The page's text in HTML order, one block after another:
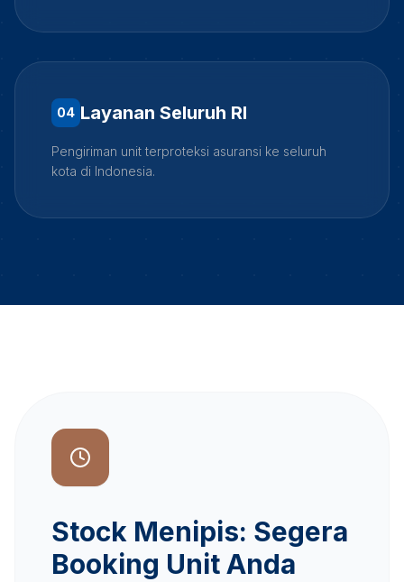
04 Layanan Seluruh RI
Pengiriman unit terproteksi asuransi ke seluruh
kota di Indonesia.
Stock Menipis: Segera
Booking Unit Anda